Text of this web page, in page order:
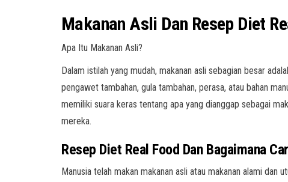
MakananAsli Dan Resep Diet
Apa Itu Makanan Asli?
Dalam istilah yang mudah, makanan asli sebagian besar
pengawet tambahan, gula tambahan, perasa, atau bahan
memiliki suara keras tentang apa yang dianggap sebagai
mereka.
Resep Diet Real Food DanBagaimana
Manusia telah makan makanan asli atau makanan alami dan